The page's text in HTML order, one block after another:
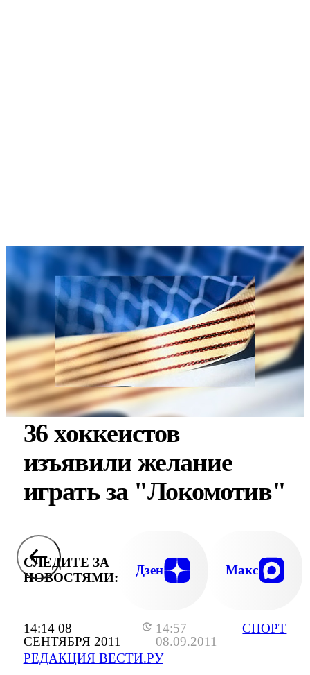
14:14 08
СЕНТЯБРЯ 2011
14:57
08.09.2011
РЕДАКЦИЯ ВЕСТИ.РУ
СПОРТ
36 хоккеистов
изъявили желание
играть за "Локомотив"
СЛЕДИТЕ ЗА
НОВОСТЯМИ:
Дзен Макс